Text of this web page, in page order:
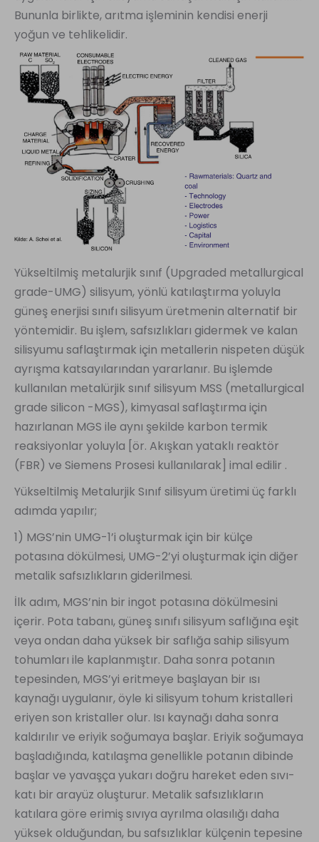
Bununla birlikte, arıtma işleminin kendisi enerji
yoğun ve tehlikelidir.
Yükseltilmiş metalurjik sınıf (Upgraded metallurgical
grade-UMG) silisyum, yönlü katılaştırma yoluyla
güneş enerjisi sınıfı silisyum üretmenin alternatif bir
yöntemidir. Bu işlem, safsızlıkları gidermek ve kalan
silisyumu saflaştırmak için metallerin nispeten düşük
ayrışma katsayılarından yararlanır. Bu işlemde
kullanılan metalürjik sınıf silisyum MSS (metallurgical
grade silicon -MGS), kimyasal saflaştırma için
hazırlanan MGS ile aynı şekilde karbon termik
reaksiyonlar yoluyla [ör. Akışkan yataklı reaktör
(FBR) ve Siemens Prosesi kullanılarak] imal edilir .
Yükseltilmiş Metalurjik Sınıf silisyum üretimi üç farklı
adımda yapılır;
1) MGS’nin UMG-1’i oluşturmak için bir külçe
potasına dökülmesi, UMG-2’yi oluşturmak için diğer
metalik safsızlıkların giderilmesi.
İlk adım, MGS’nin bir ingot potasına dökülmesini
içerir. Pota tabanı, güneş sınıfı silisyum saflığına eşit
veya ondan daha yüksek bir saflığa sahip silisyum
tohumları ile kaplanmıştır. Daha sonra potanın
tepesinden, MGS’yi eritmeye başlayan bir ısı
kaynağı uygulanır, öyle ki silisyum tohum kristalleri
eriyen son kristaller olur. Isı kaynağı daha sonra
kaldırılır ve eriyik soğumaya başlar. Eriyik soğumaya
başladığında, katılaşma genellikle potanın dibinde
başlar ve yavaşça yukarı doğru hareket eden sıvı-
katı bir arayüz oluşturur. Metalik safsızlıkların
katılara göre erimiş sıvıya ayrılma olasılığı daha
yüksek olduğundan, bu safsızlıklar külçenin tepesine